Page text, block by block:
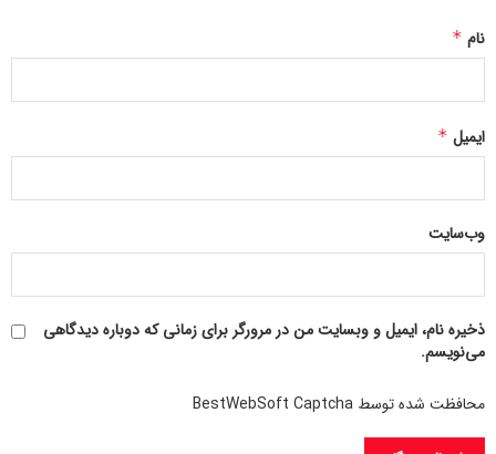
233233
نام*
ایمیل *
وب‌سایت
ذخیره نام، ایمیل و وبسایت من در مرورگر برای زمانی که دوباره دیدگاهی
می‌نویسم.
محافظت شده توسط BestWebSoft Captcha